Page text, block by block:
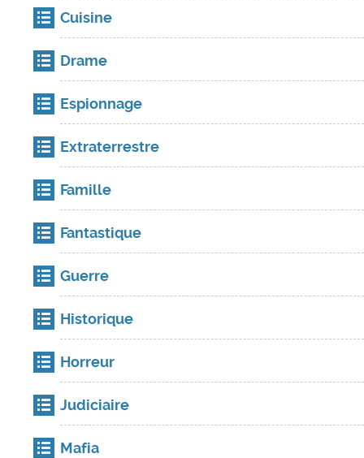
Cuisine
Drame
Espionnage
Extraterrestre
Famille
Fantastique
Guerre
Historique
Horreur
Judiciaire
Mafia